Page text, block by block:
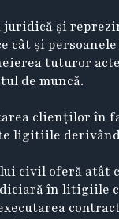
juridică și
cât și
tuturor
de muncă.
clienților în
ligitiile
civil oferă atât
în litigiile